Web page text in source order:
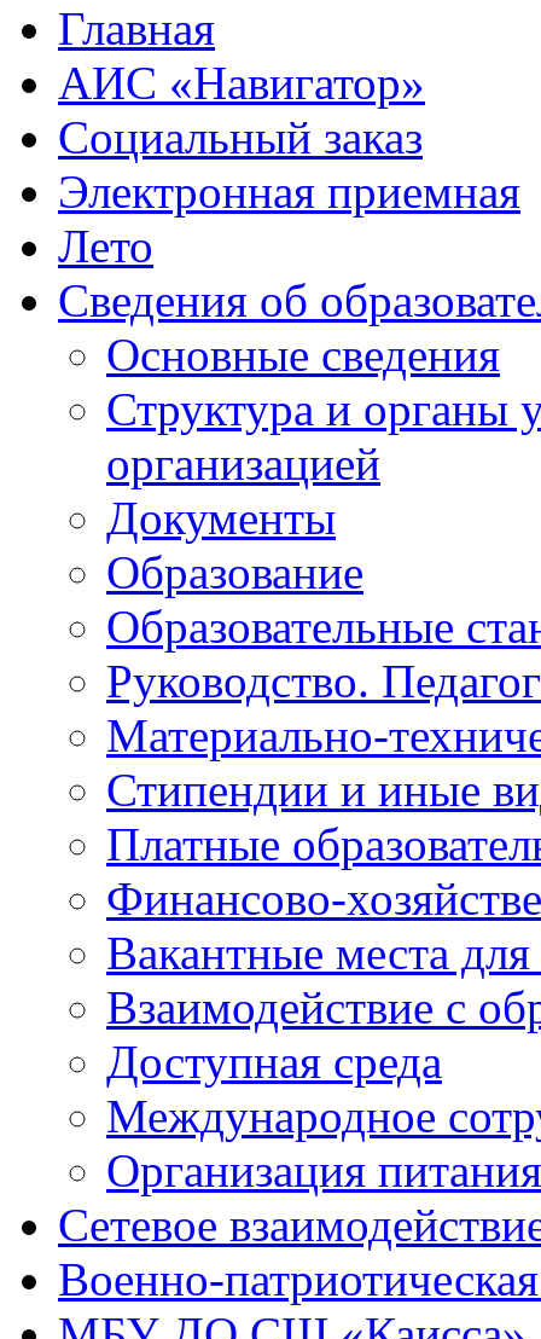
Главная
АИС «Навигатор»
Социальный заказ
Электронная приемная
Лето
Сведения об
Основные сведения
Структура и органы
организацией
Документы
Образование
Образовательные
Руководство.
Материально-
Стипендии и иные
Платные
Финансово-
Вакантные места
Взаимодействие с
Доступная среда
Международное
Организация питания
Сетевое
Военно-